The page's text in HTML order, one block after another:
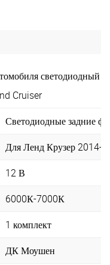
светодиодный
Cruiser
Светодиодные задние
Для Ленд Крузер 2014-
12 В
6000К-7000К
1 комплект
ДК Моушен